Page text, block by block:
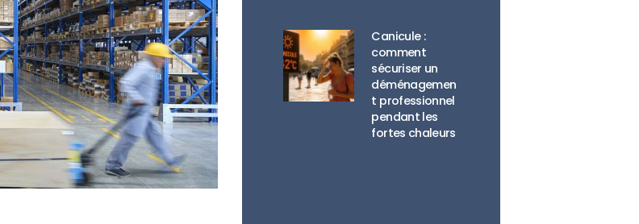
Canicule :
comment
sécuriser un
déménagemen
t professionnel
pendant les
fortes chaleurs